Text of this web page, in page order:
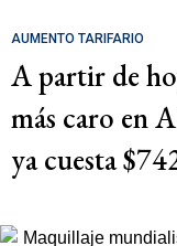
AUMENTO TARIFARIO
A partir de
más caro en
ya cuesta